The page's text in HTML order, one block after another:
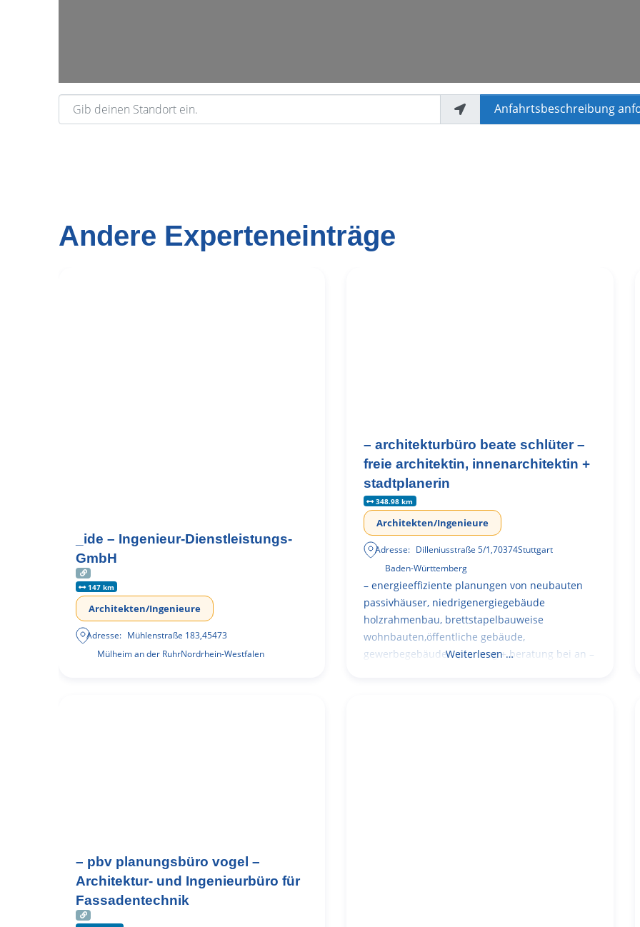
Gib deinen Standort ein. Anfahrtsbeschreibung
Andere Experteneinträge
_ide – Ingenieur-Dienstleistungs-
GmbH
147 km
Architekten/Ingenieure
Adresse: Mühlenstraße 183,45473
Mülheim an der RuhrNordrhein-Westfalen
– architekturbüro beate schlüter –
freie architektin, innenarchitektin +
stadtplanerin
348.98 km
Architekten/Ingenieure
Adresse: Dilleniusstraße 5/1,70374Stuttgart
Baden-Württemberg
– energieeffiziente planungen von neubauten
passivhäuser, niedrigenergiegebäude
holzrahmenbau, brettstapelbauweise
wohnbauten,öffentliche gebäude,
gewerbegebäude – planung + beratung bei an –
Weiterlesen …
– pbv planungsbüro vogel –
Architektur- und Ingenieurbüro für
Fassadentechnik